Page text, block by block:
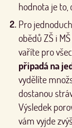
hodnota je to,
Pro
obědů ZŠ i
vaříte pro
připadá na
vydělíte
dostanou
Výsledek
vám vyjde